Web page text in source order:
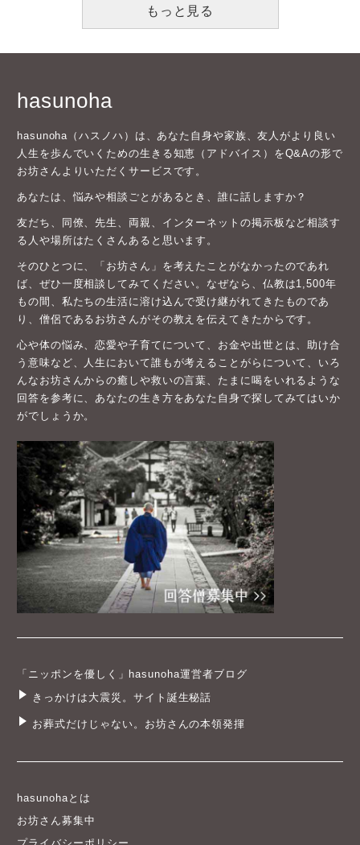
もっと見る
hasunoha
hasunoha（ハスノハ）は、あなた自身や家族、友人がより良い
人生を歩んでいくための生きる知恵（アドバイス）をQ&Aの形で
お坊さんよりいただくサービスです。
あなたは、悩みや相談ごとがあるとき、誰に話しますか？
友だち、同僚、先生、両親、インターネットの掲示板など相談す
る人や場所はたくさんあると思います。
そのひとつに、「お坊さん」を考えたことがなかったのであれ
ば、ぜひ一度相談してみてください。なぜなら、仏教は1,500年
もの間、私たちの生活に溶け込んで受け継がれてきたものであ
り、僧侶であるお坊さんがその教えを伝えてきたからです。
心や体の悩み、恋愛や子育てについて、お金や出世とは、助け合
う意味など、人生において誰もが考えることがらについて、いろ
んなお坊さんからの癒しや救いの言葉、たまに喝をいれるような
回答を参考に、あなたの生き方をあなた自身で探してみてはいか
がでしょうか。
「ニッポンを優しく」hasunoha運営者ブログ
きっかけは大震災。サイト誕生秘話
お葬式だけじゃない。お坊さんの本領発揮
hasunohaとは
お坊さん募集中